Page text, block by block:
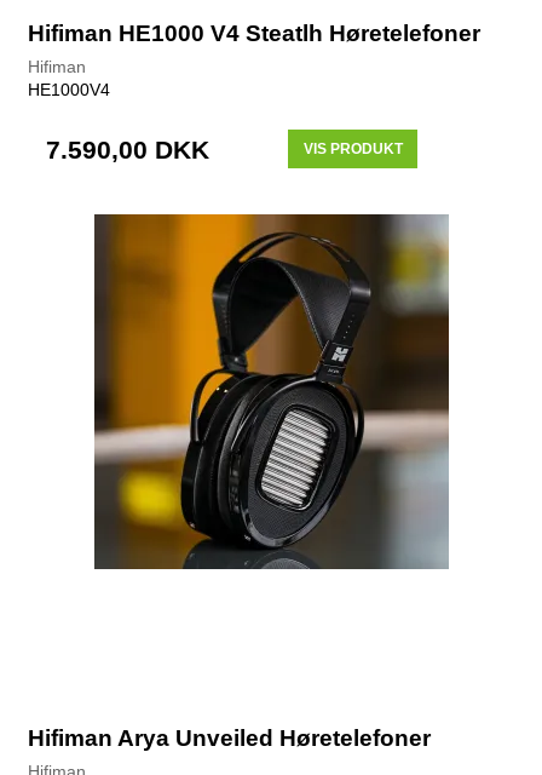
Hifiman HE1000 V4 Steatlh Høretelefoner
Hifiman
HE1000V4
7.590,00 DKK VIS PRODUKT
Hifiman Arya Unveiled Høretelefoner